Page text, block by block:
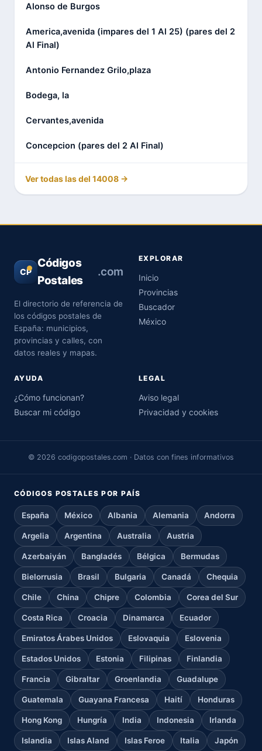
Alonso de Burgos
America,avenida (impares del 1 Al 25) (pares del 2
Al Final)
Antonio Fernandez Grilo,plaza
Bodega, la
Cervantes,avenida
Concepcion (pares del 2 Al Final)
Ver todas las del 14008 →
CP
Códigos
Postales
.com
El directorio de referencia de
los códigos postales de
España: municipios,
provincias y calles, con
datos reales y mapas.
EXPLORAR
Inicio
Provincias
Buscador
México
AYUDA
¿Cómo funcionan?
Buscar mi código
LEGAL
Aviso legal
Privacidad y cookies
© 2026 codigopostales.com · Datos con fines informativos
CÓDIGOS POSTALES POR PAÍS
España México Albania Alemania Andorra
Argelia Argentina Australia Austria
Azerbaiyán Bangladés Bélgica Bermudas
Bielorrusia Brasil Bulgaria Canadá Chequia
Chile China Chipre Colombia Corea del Sur
Costa Rica Croacia Dinamarca Ecuador
Emiratos Árabes Unidos Eslovaquia Eslovenia
Estados Unidos Estonia Filipinas Finlandia
Francia Gibraltar Groenlandia Guadalupe
Guatemala Guayana Francesa Haití Honduras
Hong Kong Hungría India Indonesia Irlanda
Islandia Islas Aland Islas Feroe Italia Japón